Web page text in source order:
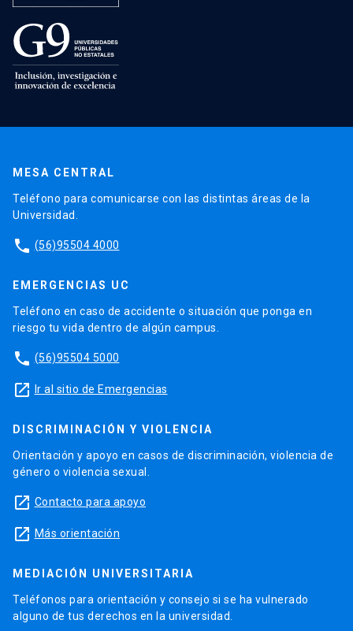
MESA CENTRAL
Teléfono para comunicarse con las distintas áreas de la
Universidad.
phone (56)95504 4000
EMERGENCIAS UC
Teléfono en caso de accidente o situación que ponga en
riesgo tu vida dentro de algún campus.
phone (56)95504 5000
launch Ir al sitio de Emergencias
DISCRIMINACIÓN Y VIOLENCIA
Orientación y apoyo en casos de discriminación, violencia de
género o violencia sexual.
launch Contacto para apoyo
launch Más orientación
MEDIACIÓN UNIVERSITARIA
Teléfonos para orientación y consejo si se ha vulnerado
alguno de tus derechos en la universidad.